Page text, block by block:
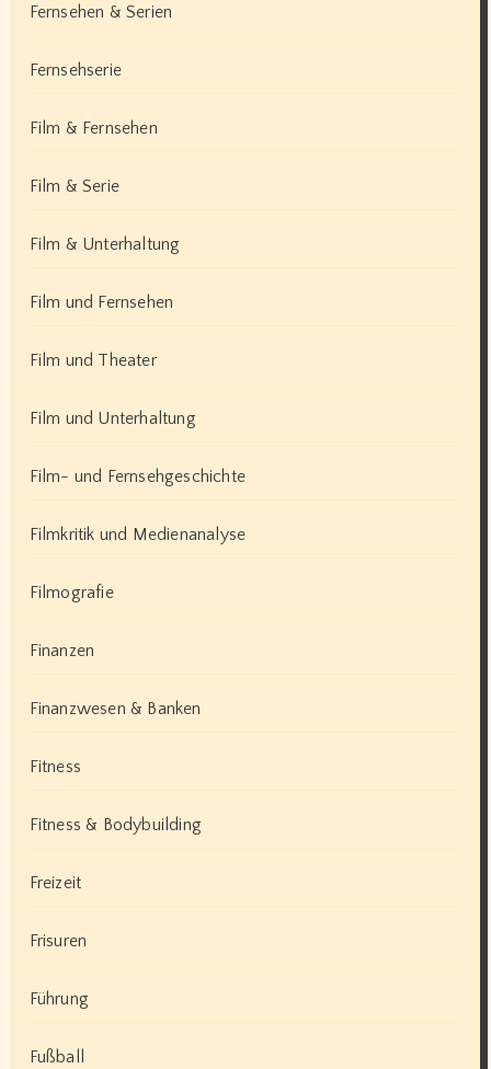
Fernsehen & Serien
Fernsehserie
Film & Fernsehen
Film & Serie
Film & Unterhaltung
Film und Fernsehen
Film und Theater
Film und Unterhaltung
Film- und Fernsehgeschichte
Filmkritik und Medienanalyse
Filmografie
Finanzen
Finanzwesen & Banken
Fitness
Fitness & Bodybuilding
Freizeit
Frisuren
Führung
Fußball